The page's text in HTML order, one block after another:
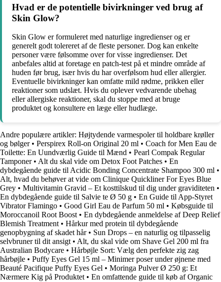
Hvad er de potentielle bivirkninger ved brug af
Skin Glow?
Skin Glow er formuleret med naturlige ingredienser og er
generelt godt tolereret af de fleste personer. Dog kan enkelte
personer være følsomme over for visse ingredienser. Det
anbefales altid at foretage en patch-test på et mindre område af
huden før brug, især hvis du har overfølsom hud eller allergier.
Eventuelle bivirkninger kan omfatte mild rødme, prikken eller
reaktioner som udslæt. Hvis du oplever vedvarende ubehag
eller allergiske reaktioner, skal du stoppe med at bruge
produktet og konsultere en læge eller hudlæge.
Andre populære artikler: Højtydende varmespoler til holdbare krøller
og bølger• Perspirex Roll-on Original 20 ml • Coach for Men Eau de
Toilette: En Uundværlig Guide til Mænd • Pearl Compak Regular
Tamponer• Alt du skal vide om Detox Foot Patches • En
dybdegående guide til Acidic Bonding Concentrate Shampoo 300 ml •
Alt, hvad du behøver at vide om Clinique Quickliner For Eyes Blue
Grey • Multivitamin Gravid – Et kosttilskud til dig under graviditeten •
En dybdegående guide til Salvie te Ø 50 g • En Guide til App-Styret
Vibrator Flamingo • Good Girl Eau de Parfum 50 ml • Købsguide til
Moroccanoil Root Boost • En dybdegående anmeldelse af Deep Relief
Blemish Treatment • Hårkur med protein til dybdegående
genopbygning af skadet hår• Sun Drops – en naturlig og tilpasselig
selvbruner til dit ansigt • Alt, du skal vide om Shave Gel 200 ml fra
Australian Bodycare • Hårbøjle Sort: Vælg den perfekte zig zag
hårbøjle • Puffy Eyes Gel 15 ml – Minimer poser under øjnene med
Beauté Pacifique Puffy Eyes Gel • Moringa Pulver Ø 250 g: Et
Nærmere Kig på Produktet • En omfattende guide til køb af Organic